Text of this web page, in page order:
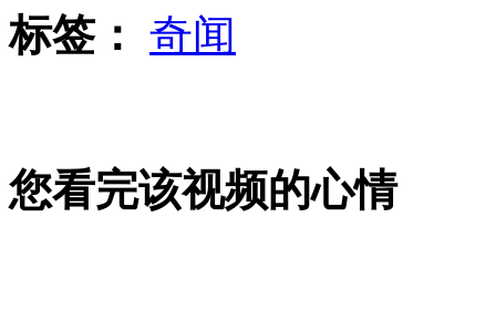
标签： 奇闻
您看完该视频的心情